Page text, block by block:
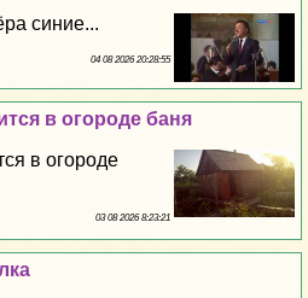
синие...
04 08 2026 20:28:55
в огороде баня
в огороде
03 08 2026 8:23:21